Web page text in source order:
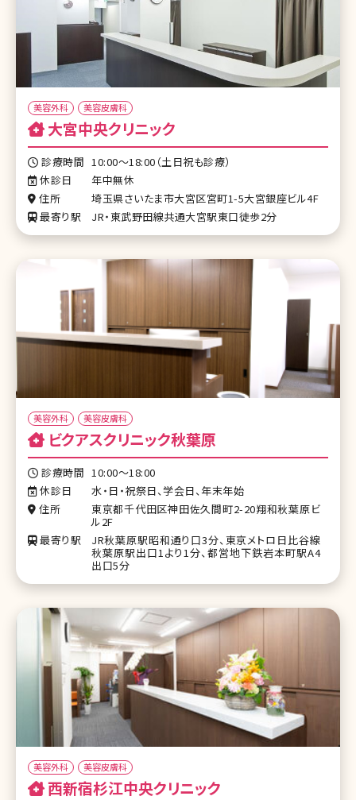
美容外科 美容皮膚科
大宮中央クリニック
診療時間 10:00〜18:00（土日祝も診療）
休診日
年中無休
住所
埼玉県さいたま市大宮区宮町1-5大宮銀座ビル4F
最寄り駅
JR・東武野田線共通大宮駅東口徒歩2分
美容外科 美容皮膚科
ビクアスクリニック秋葉原
診療時間 10:00～18:00
休診日
水・日・祝祭日、学会日、年末年始
住所
東京都千代田区神田佐久間町2-20翔和秋葉原ビ
ル2F
最寄り駅
JR秋葉原駅昭和通り口3分、東京メトロ日比谷線
秋葉原駅出口1より1分、都営地下鉄岩本町駅A4
出口5分
美容外科 美容皮膚科
西新宿杉江中央クリニック